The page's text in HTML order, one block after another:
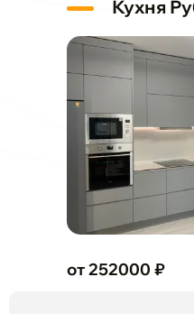
Кухня
от 252000 ₽